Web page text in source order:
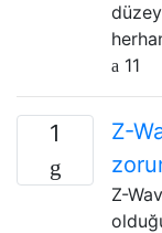
11
1
Z-
Z-